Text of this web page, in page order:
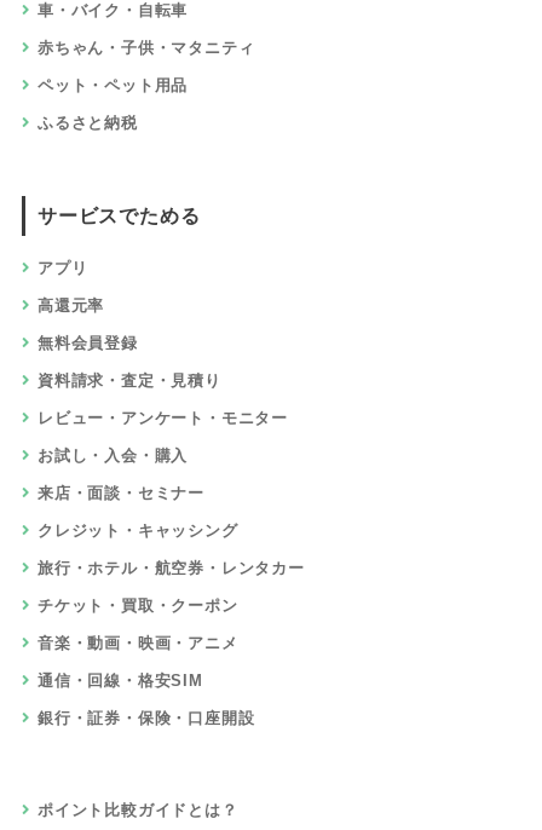
車・バイク・自転車
赤ちゃん・子供・マタニティ
ペット・ペット用品
ふるさと納税
サービスでためる
アプリ
高還元率
無料会員登録
資料請求・査定・見積り
レビュー・アンケート・モニター
お試し・入会・購入
来店・面談・セミナー
クレジット・キャッシング
旅行・ホテル・航空券・レンタカー
チケット・買取・クーポン
音楽・動画・映画・アニメ
通信・回線・格安SIM
銀行・証券・保険・口座開設
ポイント比較ガイドとは？